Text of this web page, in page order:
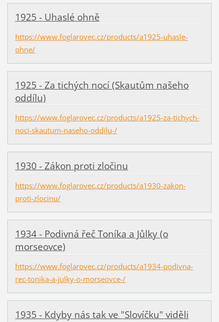
1925 - Uhaslé ohně
https://www.foglarovec.cz/products/a1925-uhasle-
ohne/
1925 - Za tichých nocí (Skautům našeho
oddílu)
https://www.foglarovec.cz/products/a1925-za-tichych-
noci-skautum-naseho-oddilu-/
1930 - Zákon proti zločinu
https://www.foglarovec.cz/products/a1930-zakon-
proti-zlocinu/
1934 - Podivná řeč Toníka a Jůlky (o
morseovce)
https://www.foglarovec.cz/products/a1934-podivna-
rec-tonika-a-julky-o-morseovce-/
1935 - Kdyby nás tak ve "Slovíčku" viděli